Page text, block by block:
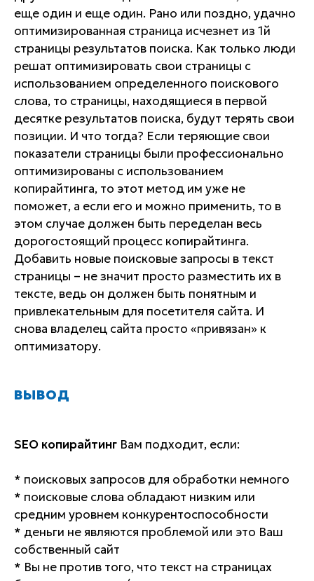
еще один и еще один. Рано или поздно, удачно
оптимизированная страница исчезнет из 1й
страницы результатов поиска. Как только люди
решат оптимизировать свои страницы с
использованием определенного поискового
слова, то страницы, находящиеся в первой
десятке результатов поиска, будут терять свои
позиции. И что тогда? Если теряющие свои
показатели страницы были профессионально
оптимизированы с использованием
копирайтинга, то этот метод им уже не
поможет, а если его и можно применить, то в
этом случае должен быть переделан весь
дорогостоящий процесс копирайтинга.
Добавить новые поисковые запросы в текст
страницы – не значит просто разместить их в
тексте, ведь он должен быть понятным и
привлекательным для посетителя сайта. И
снова владелец сайта просто «привязан» к
оптимизатору.
ВЫВОД
SEO копирайтинг Вам подходит, если:
* поисковых запросов для обработки немного
* поисковые слова обладают низким или
средним уровнем конкурентоспособности
* деньги не являются проблемой или это Ваш
собственный сайт
* Вы не против того, что текст на страницах